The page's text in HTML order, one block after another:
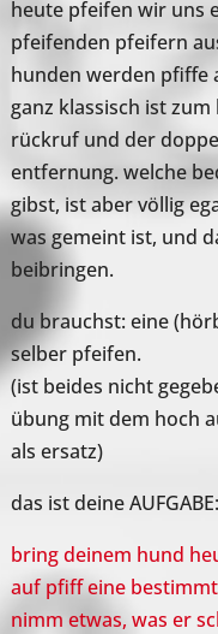
heute pfeifen wir uns
pfeifenden pfeifern
hunden werden pfiffe
ganz klassisch ist
rückruf und der
entfernung. welche
gibst, ist aber völlig
was gemeint ist, und
beibringen.
du brauchst: eine
selber pfeifen.
(ist beides nicht
übung mit dem hoch
als ersatz)
das ist deine AUFGABE:
bring deinem hund
auf pfiff eine
nimm etwas, was er